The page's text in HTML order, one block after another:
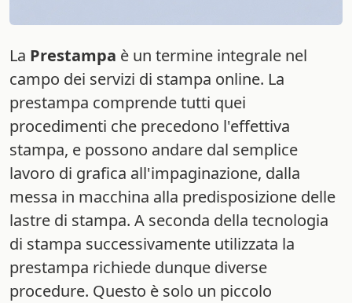
La Prestampa è un termine integrale nel
campo dei servizi di stampa online. La
prestampa comprende tutti quei
procedimenti che precedono l'effettiva
stampa, e possono andare dal semplice
lavoro di grafica all'impaginazione, dalla
messa in macchina alla predisposizione delle
lastre di stampa. A seconda della tecnologia
di stampa successivamente utilizzata la
prestampa richiede dunque diverse
procedure. Questo è solo un piccolo